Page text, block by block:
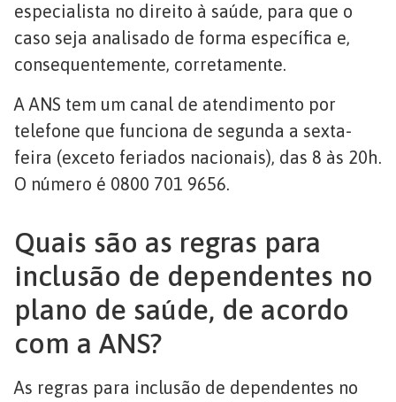
especialista no direito à saúde, para que o
caso seja analisado de forma específica e,
consequentemente, corretamente.
A ANS tem um canal de atendimento por
telefone que funciona de segunda a sexta-
feira (exceto feriados nacionais), das 8 às 20h.
O número é 0800 701 9656.
Quais são as regras para
inclusão de dependentes no
plano de saúde, de acordo
com a ANS?
As regras para inclusão de dependentes no